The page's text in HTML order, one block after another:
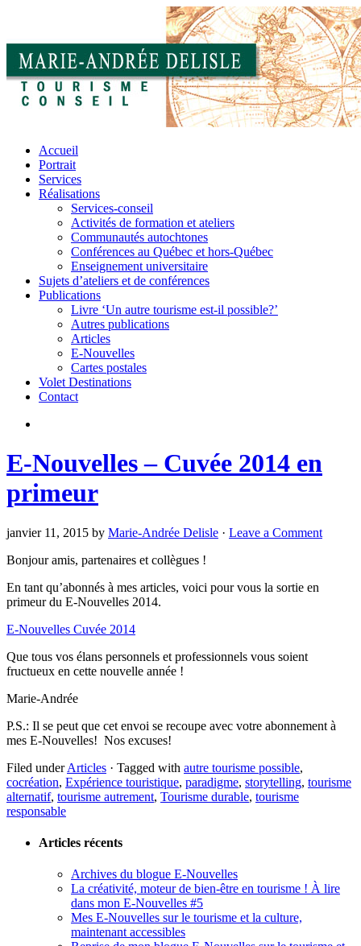
Accueil
Portrait
Services
Réalisations
Services-conseil
Activités de formation et ateliers
Communautés autochtones
Conférences au Québec et hors-Québec
Enseignement universitaire
Sujets d’ateliers et de conférences
Publications
Livre ‘Un autre tourisme est-il possible?’
Autres publications
Articles
E-Nouvelles
Cartes postales
Volet Destinations
Contact
E-Nouvelles – Cuvée 2014 en
primeur
janvier 11, 2015 by Marie-Andrée Delisle · Leave a Comment
Bonjour amis, partenaires et collègues !
En tant qu’abonnés à mes articles, voici pour vous la sortie en
primeur du E-Nouvelles 2014.
E-Nouvelles Cuvée 2014
Que tous vos élans personnels et professionnels vous soient
fructueux en cette nouvelle année !
Marie-Andrée
​P.S.: Il se peut que cet envoi se recoupe avec votre abonnement à
mes E-Nouvelles! Nos excuses!
Filed underArticles · Tagged with autre tourisme possible,
cocréation, Expérience touristique, paradigme, storytelling, tourisme
alternatif, tourisme autrement, Tourisme durable, tourisme
responsable
Articles récents
Archives du blogue E-Nouvelles
La créativité, moteur de bien-être en tourisme ! À lire
dans mon E-Nouvelles #5
Mes E-Nouvelles sur le tourisme et la culture,
maintenant accessibles